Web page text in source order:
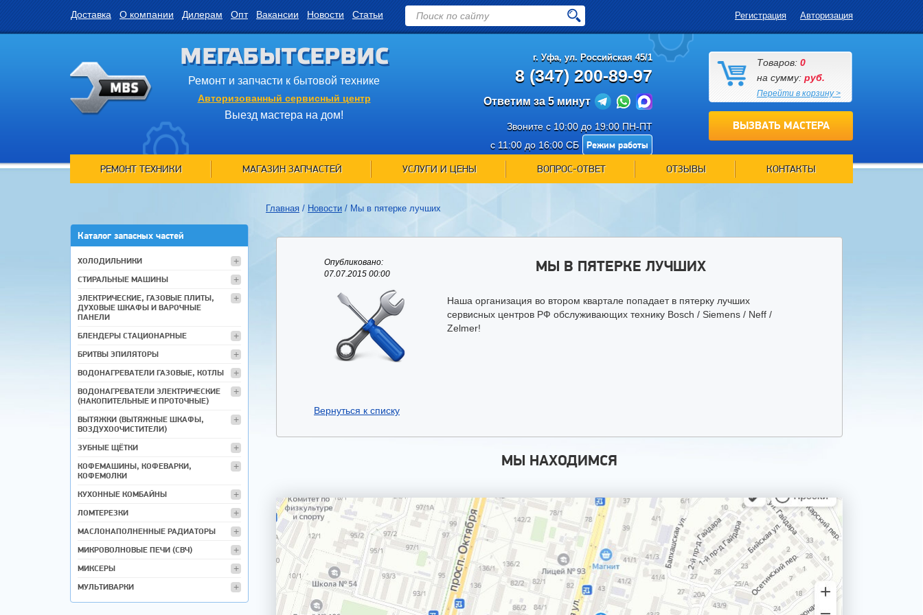
Доставка О компании Дилерам Опт Вакансии Новости Статьи Регистрация Авторизация
МЕГАБЫТСЕРВИС
Ремонт и запчасти к бытовой технике
Авторизованный сервисный центр
Выезд мастера на дом!
г. Уфа, ул. Российская 45/1
8 (347) 200-89-97
Ответим за 5 минут
Звоните с 10:00 до 19:00 ПН-ПТ
с 11:00 до 16:00 СБ
Режим работы
Товаров: 0
на сумму: руб.
Перейти в корзину >
ВЫЗВАТЬ МАСТЕРА
РЕМОНТ ТЕХНИКИ МАГАЗИН ЗАПЧАСТЕЙ УСЛУГИ И ЦЕНЫ ВОПРОС-ОТВЕТ ОТЗЫВЫ КОНТАКТЫ
Каталог запасных частей
ХОЛОДИЛЬНИКИ
СТИРАЛЬНЫЕ МАШИНЫ
ЭЛЕКТРИЧЕСКИЕ, ГАЗОВЫЕ ПЛИТЫ,
ДУХОВЫЕ ШКАФЫ И ВАРОЧНЫЕ
ПАНЕЛИ
БЛЕНДЕРЫ СТАЦИОНАРНЫЕ
БРИТВЫ ЭПИЛЯТОРЫ
ВОДОНАГРЕВАТЕЛИ ГАЗОВЫЕ, КОТЛЫ
ВОДОНАГРЕВАТЕЛИ ЭЛЕКТРИЧЕСКИЕ
(НАКОПИТЕЛЬНЫЕ И ПРОТОЧНЫЕ)
ВЫТЯЖКИ (ВЫТЯЖНЫЕ ШКАФЫ,
ВОЗДУХООЧИСТИТЕЛИ)
ЗУБНЫЕ ЩЁТКИ
КОФЕМАШИНЫ, КОФЕВАРКИ,
КОФЕМОЛКИ
КУХОННЫЕ КОМБАЙНЫ
ЛОМТЕРЕЗКИ
МАСЛОНАПОЛНЕННЫЕ РАДИАТОРЫ
МИКРОВОЛНОВЫЕ ПЕЧИ (СВЧ)
МИКСЕРЫ
МУЛЬТИВАРКИ
МЯСОРУБКИ
Главная / Новости / Мы в пятерке лучших
Опубликовано:
07.07.2015 00:00
МЫ В ПЯТЕРКЕ ЛУЧШИХ
Наша организация во втором квартале попадает в пятерку лучших
сервисных центров РФ обслуживающих технику Bosch / Siemens / Neff /
Zelmer!
Вернуться к списку
МЫ НАХОДИМСЯ